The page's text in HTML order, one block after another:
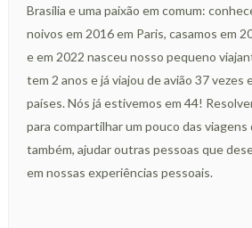
Brasília e uma paixão em comum:
noivos em 2016 em Paris, casamos em
e em 2022 nasceu nosso pequeno
tem 2 anos e já viajou de avião 37 vezes
países. Nós já estivemos em 44!
para compartilhar um pouco das
também, ajudar outras pessoas que
em nossas experiências pessoais.